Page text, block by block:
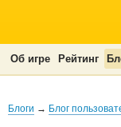
Об игре Рейтинг
Блоги → Блог